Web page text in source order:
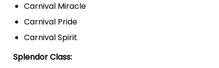
Carnival Miracle
Carnival Pride
Carnival Spirit
Splendor Class: